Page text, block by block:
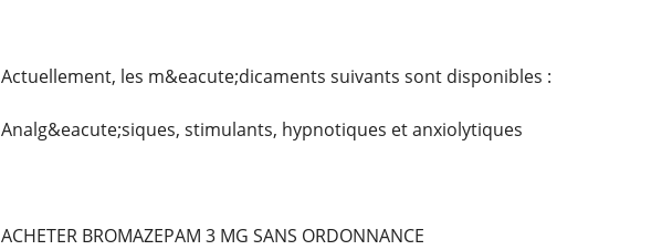
Actuellement, les m&eacute;dicaments suivants sont disponibles :
Analg&eacute;siques, stimulants, hypnotiques et anxiolytiques
ACHETER BROMAZEPAM 3 MG SANS ORDONNANCE